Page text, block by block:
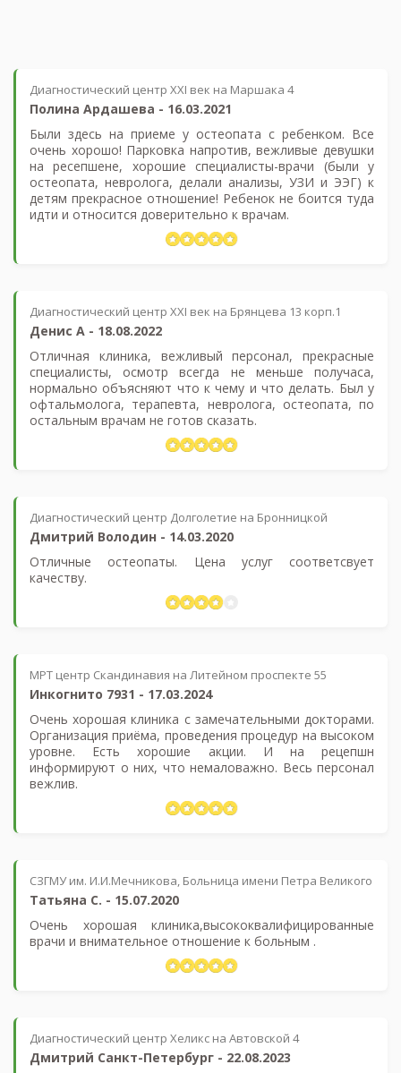
Диагностический центр XXI век на Маршака 4
Полина Ардашева - 16.03.2021
Были здесь на приеме у остеопата с ребенком. Все
очень хорошо! Парковка напротив, вежливые девушки
на ресепшене, хорошие специалисты-врачи (были у
остеопата, невролога, делали анализы, УЗИ и ЭЭГ) к
детям прекрасное отношение! Ребенок не боится туда
идти и относится доверительно к врачам.
Диагностический центр XXI век на Брянцева 13 корп.1
Денис А - 18.08.2022
Отличная клиника, вежливый персонал, прекрасные
специалисты, осмотр всегда не меньше получаса,
нормально объясняют что к чему и что делать. Был у
офтальмолога, терапевта, невролога, остеопата, по
остальным врачам не готов сказать.
Диагностический центр Долголетие на Бронницкой
Дмитрий Володин - 14.03.2020
Отличные остеопаты. Цена услуг соответсвует
качеству.
МРТ центр Скандинавия на Литейном проспекте 55
Инкогнито 7931 - 17.03.2024
Очень хорошая клиника с замечательными докторами.
Организация приёма, проведения процедур на высоком
уровне. Есть хорошие акции. И на рецепшн
информируют о них, что немаловажно. Весь персонал
вежлив.
СЗГМУ им. И.И.Мечникова, Больница имени Петра Великого
Татьяна С. - 15.07.2020
Очень хорошая клиника,высококвалифицированные
врачи и внимательное отношение к больным .
Диагностический центр Хеликс на Автовской 4
Дмитрий Санкт-Петербург - 22.08.2023